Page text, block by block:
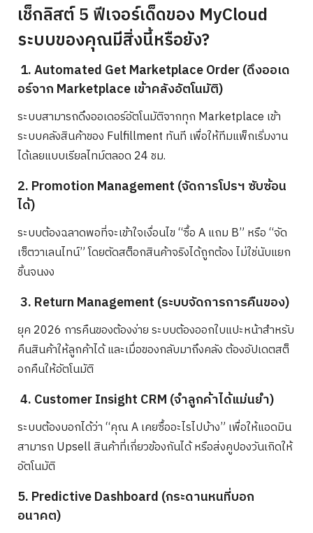
เช็กลิสต์ 5 ฟีเจอร์เด็ดของ MyCloud
ระบบของคุณมีสิ่งนี้หรือยัง?
1. Automated Get Marketplace Order (ดึงออเด
อร์จาก Marketplace เข้าคลังอัตโนมัติ)
ระบบสามารถดึงออเดอร์อัตโนมัติจากทุก Marketplace เข้า
ระบบคลังสินค้าของ Fulfillment ทันที เพื่อให้ทีมแพ็กเริ่มงาน
ได้เลยแบบเรียลไทม์ตลอด 24 ชม.
2. Promotion Management (จัดการโปรฯ ซับซ้อน
ได้)
ระบบต้องฉลาดพอที่จะเข้าใจเงื่อนไข “ซื้อ A แถม B” หรือ “จัด
เซ็ตวาเลนไทน์” โดยตัดสต็อกสินค้าจริงได้ถูกต้อง ไม่ใช่นับแยก
ชิ้นจนงง
3. Return Management (ระบบจัดการการคืนของ)
ยุค 2026 การคืนของต้องง่าย ระบบต้องออกใบแปะหน้าสำหรับ
คืนสินค้าให้ลูกค้าได้ และเมื่อของกลับมาถึงคลัง ต้องอัปเดตสต็
อกคืนให้อัตโนมัติ
4. Customer Insight CRM (จำลูกค้าได้แม่นยำ)
ระบบต้องบอกได้ว่า “คุณ A เคยซื้ออะไรไปบ้าง” เพื่อให้แอดมิน
สามารถ Upsell สินค้าที่เกี่ยวข้องกันได้ หรือส่งคูปองวันเกิดให้
อัตโนมัติ
5. Predictive Dashboard (กระดานหนที่บอก
อนาคต)